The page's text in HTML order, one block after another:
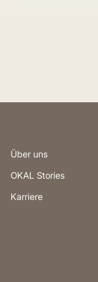
Über uns
OKAL Stories
Karriere